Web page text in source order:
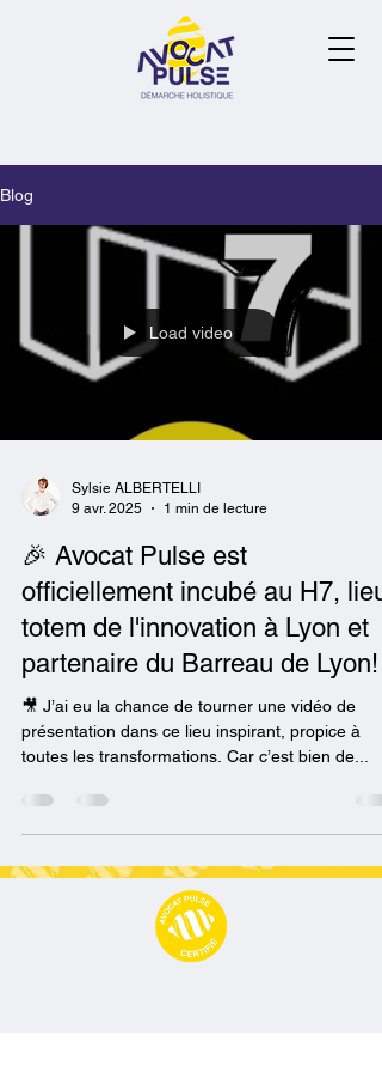
Blog
Load video
Sylsie ALBERTELLI
9 avr. 2025
1 min de lecture
🎉 Avocat Pulse est
officiellement incubé au H7, lieu
totem de l'innovation à Lyon et
partenaire du Barreau de Lyon!
🎥 J’ai eu la chance de tourner une vidéo de
présentation dans ce lieu inspirant, propice à
toutes les transformations. Car c’est bien de...